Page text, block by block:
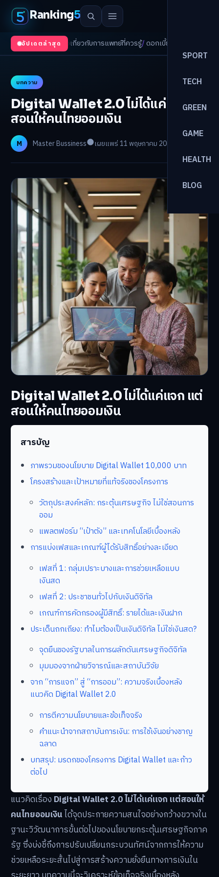
Ranking5
SPORT
TECH
GREEN
GAME
HEALTH
BLOG
อัปเดตล่าสุด
5 เรื่องเกี่ยวกับการแพทย์ที่ควรรู้/ดอกเบี้ยขาขึ้นรอบใหม่! จัดพอร์ตหนี้-ลงทุ
บทความ
Digital Wallet 2.0 ไม่ได้แค่แจก แต่
สอนให้คนไทยออมเงิน
M Master Bussiness เผยแพร่ 11 พฤษภาคม 2026
Digital Wallet 2.0 ไม่ได้แค่แจก แต่
สอนให้คนไทยออมเงิน
สารบัญ
ภาพรวมของนโยบาย Digital Wallet 10,000 บาท
โครงสร้างและเป้าหมายที่แท้จริงของโครงการ
วัตถุประสงค์หลัก: กระตุ้นเศรษฐกิจ ไม่ใช่สอนการ
ออม
แพลตฟอร์ม “เป๋าตัง” และเทคโนโลยีเบื้องหลัง
การแบ่งเฟสและเกณฑ์ผู้ได้รับสิทธิ์อย่างละเอียด
เฟสที่ 1: กลุ่มเปราะบางและการช่วยเหลือแบบ
เงินสด
เฟสที่ 2: ประชาชนทั่วไปกับเงินดิจิทัล
เกณฑ์การคัดกรองผู้มีสิทธิ์: รายได้และเงินฝาก
ประเด็นถกเถียง: ทำไมต้องเป็นเงินดิจิทัล ไม่ใช่เงินสด?
จุดยืนของรัฐบาลในการผลักดันเศรษฐกิจดิจิทัล
มุมมองจากฝ่ายวิจารณ์และสถาบันวิจัย
จาก “การแจก” สู่ “การออม”: ความจริงเบื้องหลัง
แนวคิด Digital Wallet 2.0
การตีความนโยบายและข้อเท็จจริง
คำแนะนำจากสถาบันการเงิน: การใช้เงินอย่างชาญ
ฉลาด
บทสรุป: มรดกของโครงการ Digital Wallet และก้าว
ต่อไป
แนวคิดเรื่อง Digital Wallet 2.0 ไม่ได้แค่แจก แต่สอนให้
คนไทยออมเงินได้จุดประกายความสนใจอย่างกว้างขวางใน
ฐานะวิวัฒนาการขั้นต่อไปของนโยบายกระตุ้นเศรษฐกิจภาค
รัฐ ซึ่งบ่งชี้ถึงการปรับเปลี่ยนกระบวนทัศน์จากการให้ความ
ช่วยเหลือระยะสั้นไปสู่การสร้างความยั่งยืนทางการเงินใน